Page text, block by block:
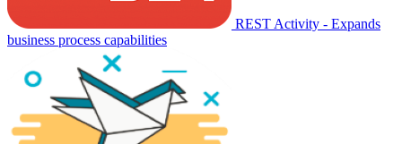
REST Activity - Expands
business process capabilities